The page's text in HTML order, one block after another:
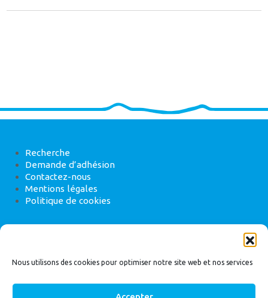
Nous utilisons des cookies pour optimiser notre site web et nos services
Recherche
Demande d’adhésion
Contactez-nous
Mentions légales
Politique de cookies